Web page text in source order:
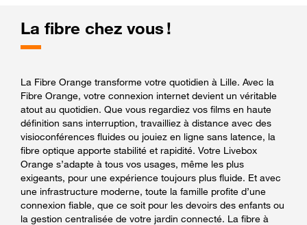
La fibre chez vous !
La Fibre Orange transforme votre quotidien à Lille. Avec la
Fibre Orange, votre connexion internet devient un véritable
atout au quotidien. Que vous regardiez vos films en haute
définition sans interruption, travailliez à distance avec des
visioconférences fluides ou jouiez en ligne sans latence, la
fibre optique apporte stabilité et rapidité. Votre Livebox
Orange s’adapte à tous vos usages, même les plus
exigeants, pour une expérience toujours plus fluide. Et avec
une infrastructure moderne, toute la famille profite d’une
connexion fiable, que ce soit pour les devoirs des enfants ou
la gestion centralisée de votre jardin connecté. La fibre à